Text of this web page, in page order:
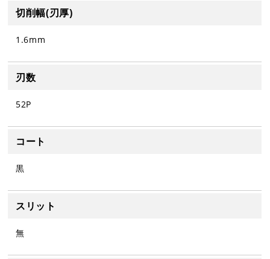
切削幅(刃厚)
1.6mm
刃数
52P
コート
黒
スリット
無